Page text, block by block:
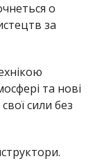
о
за
та нові
сили без